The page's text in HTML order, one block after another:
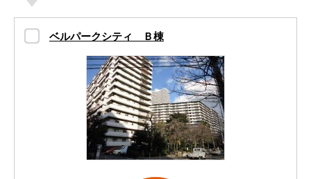
ベルパークシティ Ｂ棟